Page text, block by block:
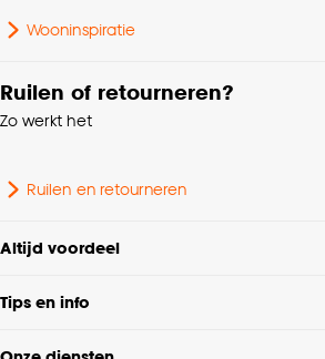
Wooninspiratie
Ruilen of retourneren?
Zo werkt het
Ruilen en retourneren
Altijd voordeel
Tips en info